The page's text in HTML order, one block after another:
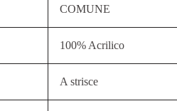
COMUNE
100% Acrilico
A strisce